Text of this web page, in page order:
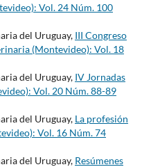
Vol. 24 Núm. 100
del Uruguay, III Congreso
(Montevideo): Vol. 18
del Uruguay, IV Jornadas
Vol. 20 Núm. 88-89
del Uruguay, La profesión
Vol. 16 Núm. 74
del Uruguay, Resúmenes